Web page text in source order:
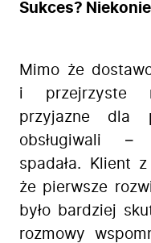
Sukces?
Mimo że
i przejrzyste
przyjazne dla
obsługiwali –
spadała. Klient
że pierwsze
było bardziej
rozmowy